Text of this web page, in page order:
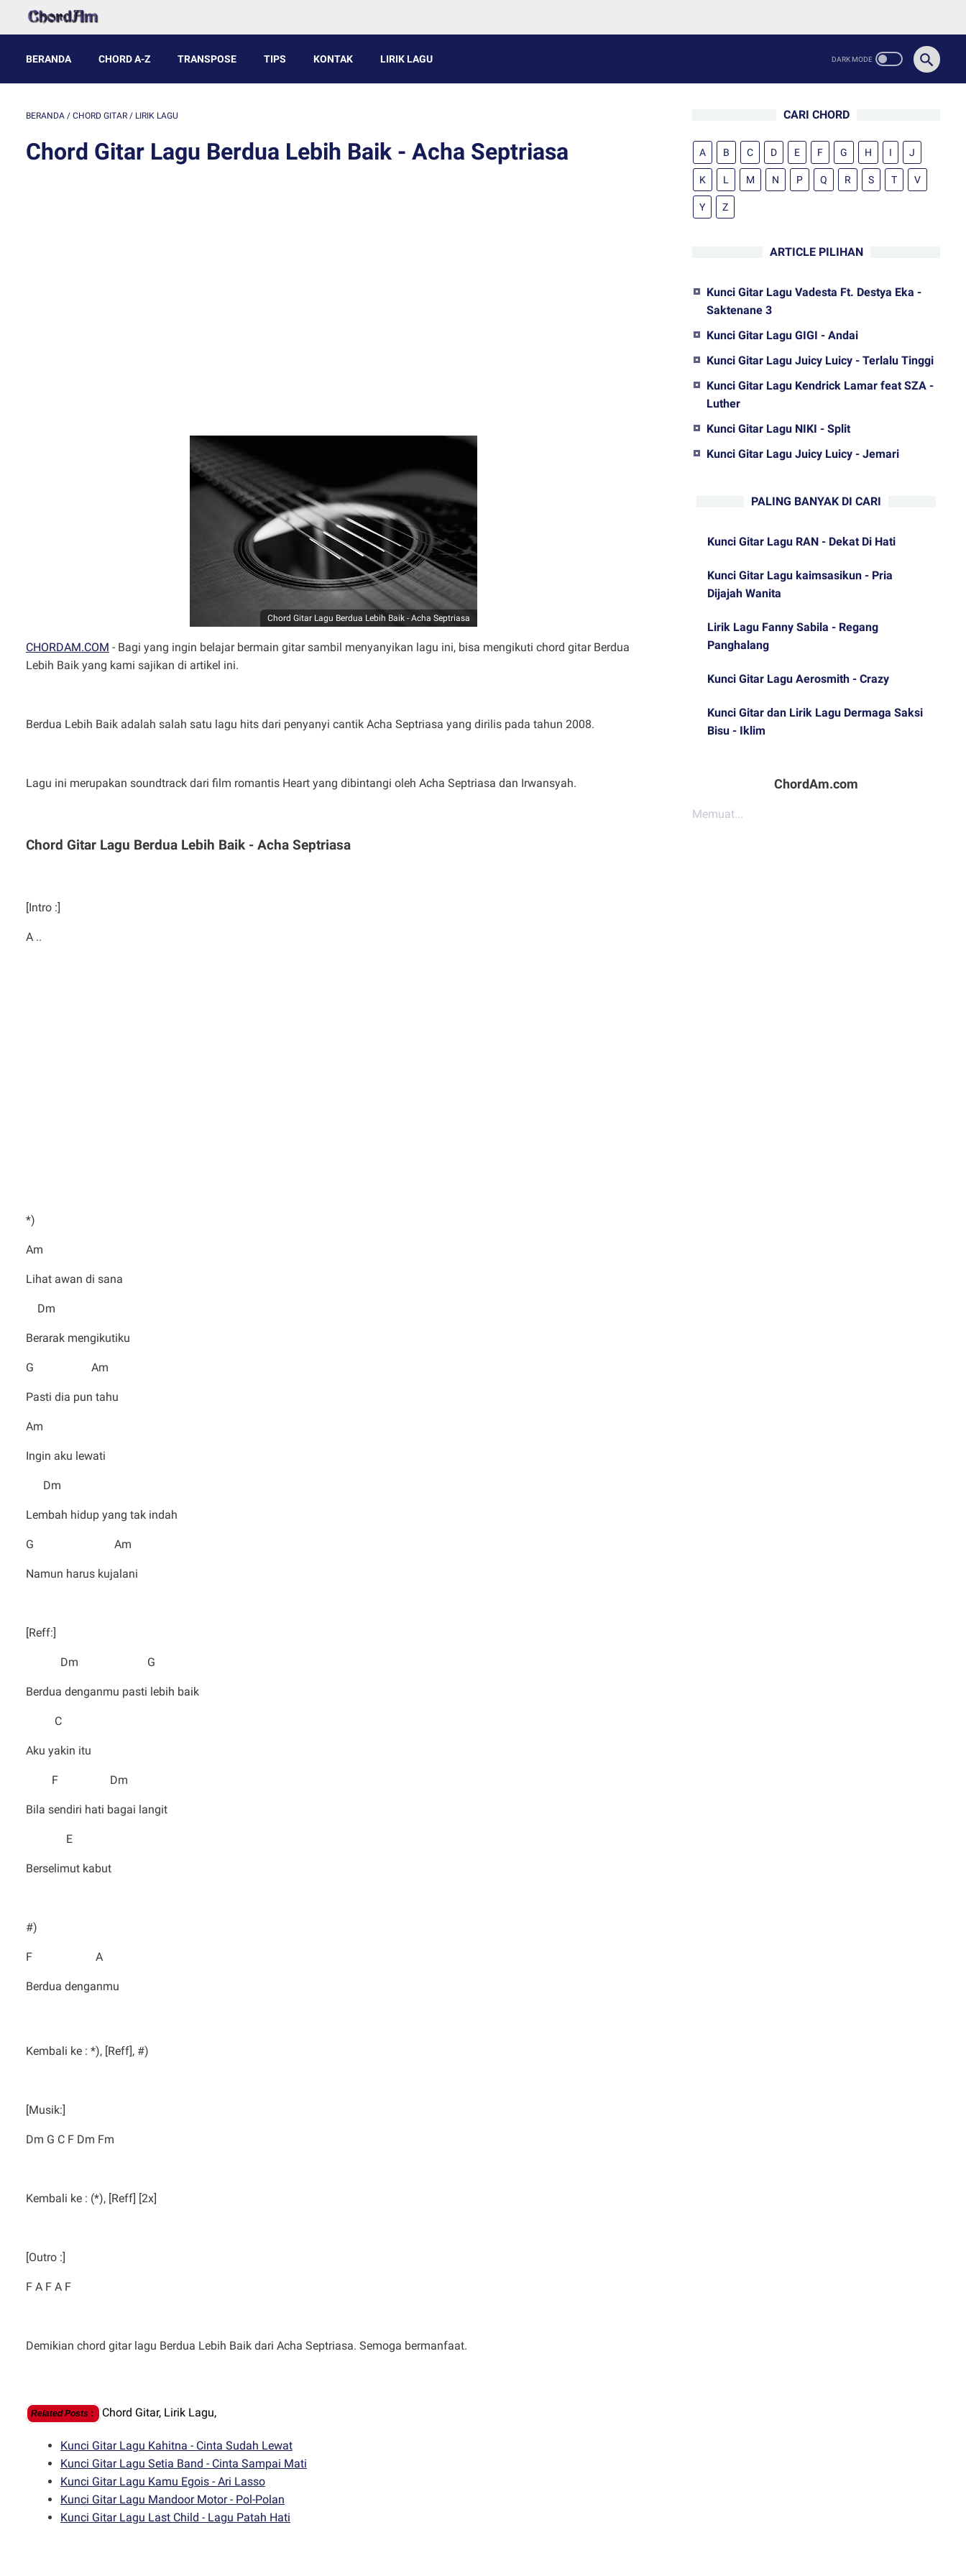
BERANDA CHORD A-Z TRANSPOSE TIPS KONTAK LIRIK LAGU
BERANDA / CHORD GITAR / LIRIK LAGU
Chord Gitar Lagu Berdua Lebih Baik - Acha Septriasa
Chord Gitar Lagu Berdua Lebih Baik - Acha Septriasa
CHORDAM.COM - Bagi yang ingin belajar bermain gitar sambil menyanyikan lagu ini, bisa mengikuti chord gitar Berdua
Lebih Baik yang kami sajikan di artikel ini.
Berdua Lebih Baik adalah salah satu lagu hits dari penyanyi cantik Acha Septriasa yang dirilis pada tahun 2008.
Lagu ini merupakan soundtrack dari film romantis Heart yang dibintangi oleh Acha Septriasa dan Irwansyah.
Chord Gitar Lagu Berdua Lebih Baik - Acha Septriasa
[Intro :]
A ..
*)
Am
Lihat awan di sana
Dm
Berarak mengikutiku
G Am
Pasti dia pun tahu
Am
Ingin aku lewati
Dm
Lembah hidup yang tak indah
G Am
Namun harus kujalani
[Reff:]
Dm G
Berdua denganmu pasti lebih baik
C
Aku yakin itu
F Dm
Bila sendiri hati bagai langit
E
Berselimut kabut
#)
F A
Berdua denganmu
Kembali ke : *), [Reff], #)
[Musik:]
Dm G C F Dm Fm
Kembali ke : (*), [Reff] [2x]
[Outro :]
F A F A F
Demikian chord gitar lagu Berdua Lebih Baik dari Acha Septriasa. Semoga bermanfaat.
Related Posts : Chord Gitar, Lirik Lagu,
Kunci Gitar Lagu Kahitna - Cinta Sudah Lewat
Kunci Gitar Lagu Setia Band - Cinta Sampai Mati
Kunci Gitar Lagu Kamu Egois - Ari Lasso
Kunci Gitar Lagu Mandoor Motor - Pol-Polan
Kunci Gitar Lagu Last Child - Lagu Patah Hati
CARI CHORD
A B C D E F G H I J
K L M N P Q R S T V
Y Z
ARTICLE PILIHAN
Kunci Gitar Lagu Vadesta Ft. Destya Eka -
Saktenane 3
Kunci Gitar Lagu GIGI - Andai
Kunci Gitar Lagu Juicy Luicy - Terlalu Tinggi
Kunci Gitar Lagu Kendrick Lamar feat SZA -
Luther
Kunci Gitar Lagu NIKI - Split
Kunci Gitar Lagu Juicy Luicy - Jemari
PALING BANYAK DI CARI
Kunci Gitar Lagu RAN - Dekat Di Hati
Kunci Gitar Lagu kaimsasikun - Pria
Dijajah Wanita
Lirik Lagu Fanny Sabila - Regang
Panghalang
Kunci Gitar Lagu Aerosmith - Crazy
Kunci Gitar dan Lirik Lagu Dermaga Saksi
Bisu - Iklim
ChordAm.com
Memuat...